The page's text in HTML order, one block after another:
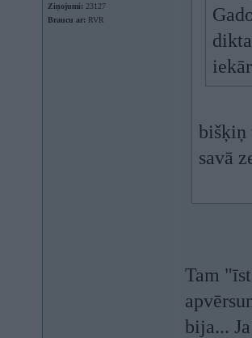
Ziņojumi: 23127
Braucu ar: RVR
bišķiņ
savā
Tam
bija...